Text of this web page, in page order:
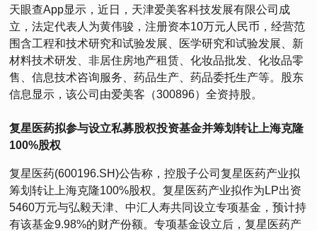
天眼查App显示，近日，天津爱美客科技发展有限公司成
立，法定代表人为黄伟骏，注册资本10万元人民币，经营范
围含工程和技术研究和试验发展、医学研究和试验发展、新
材料技术研发、非居住房地产租赁、化妆品批发、化妆品零
售、信息技术咨询服务、药品生产、药品委托生产等。股东
信息显示，该公司由爱美客（300896）全资持股。
复星医药拟参与设立私募股权投资基金并筹划转让上海克隆
100%股权
复星医药(600196.SH)公告称，控股子公司复星医药产业拟
筹划转让上海克隆100%股权。复星医药产业拟作为LP出资
5460万元与弘毅天津、中汇人寿共同设立专项基金，预计持
有该基金9.98%的财产份额。专项基金设立后，复星医药产